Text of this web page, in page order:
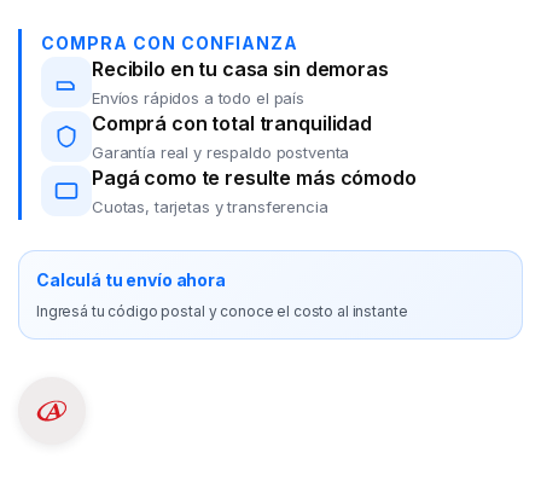
COMPRA CON CONFIANZA
Recibilo en tu casa sin demoras
Envíos rápidos a todo el país
Comprá con total tranquilidad
Garantía real y respaldo postventa
Pagá como te resulte más cómodo
Cuotas, tarjetas y transferencia
Calculá tu envío ahora
Ingresá tu código postal y conoce el costo al instante